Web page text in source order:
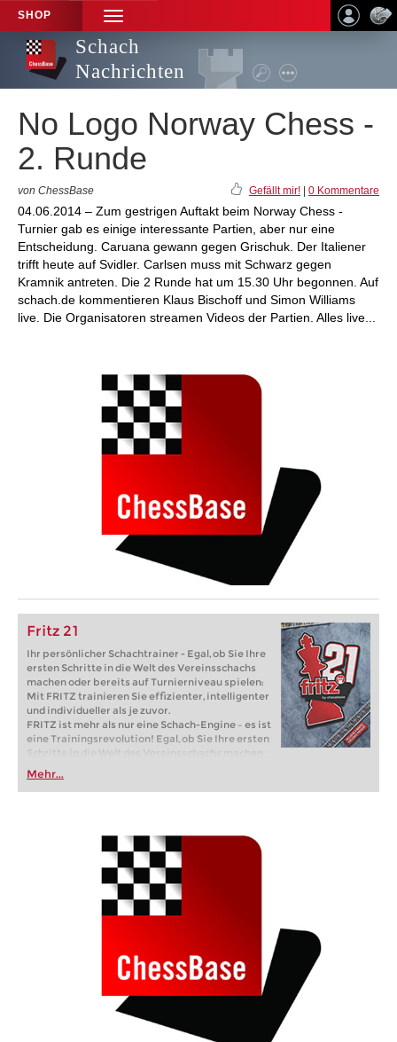
SHOP
TOGGLE
NAVIGATION
Schach
Nachrichten
No Logo Norway Chess -
2. Runde
von ChessBase Gefällt mir! 0 Kommentare
04.06.2014 – Zum gestrigen Auftakt beim Norway Chess -
Turnier gab es einige interessante Partien, aber nur eine
Entscheidung. Caruana gewann gegen Grischuk. Der Italiener
trifft heute auf Svidler. Carlsen muss mit Schwarz gegen
Kramnik antreten. Die 2 Runde hat um 15.30 Uhr begonnen. Auf
schach.de kommentieren Klaus Bischoff und Simon Williams
live. Die Organisatoren streamen Videos der Partien. Alles live...
Fritz 21
Ihr persönlicher Schachtrainer - Egal, ob Sie Ihre
ersten Schritte in die Welt des Vereinsschachs
machen oder bereits auf Turnierniveau spielen:
Mit FRITZ trainieren Sie effizienter, intelligenter
und individueller als je zuvor.
FRITZ ist mehr als nur eine Schach-Engine – es ist
eine Trainingsrevolution! Egal, ob Sie Ihre ersten
Schritte in die Welt des Vereinsschachs machen
oder bereits auf Turnierniveau spielen: Mit
FRITZ trainieren Sie effizienter, intelligenter und
individueller als je zuvor.
Mehr...